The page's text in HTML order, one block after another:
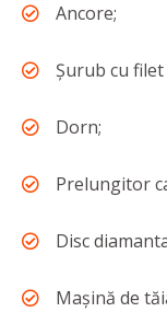
Ancore;
Şurub cu filet
Dorn;
Prelungitor
Disc
Maşină de